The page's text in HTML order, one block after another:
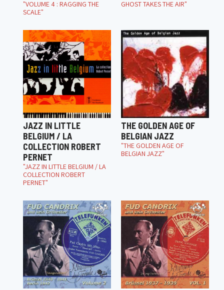
"VOLUME 4 : RAGGING THE
SCALE"
GHOST TAKES THE AIR"
JAZZ IN LITTLE
BELGIUM / LA
COLLECTION ROBERT
PERNET
"JAZZ IN LITTLE BELGIUM / LA
COLLECTION ROBERT
PERNET"
THE GOLDEN AGE OF
BELGIAN JAZZ
"THE GOLDEN AGE OF
BELGIAN JAZZ"